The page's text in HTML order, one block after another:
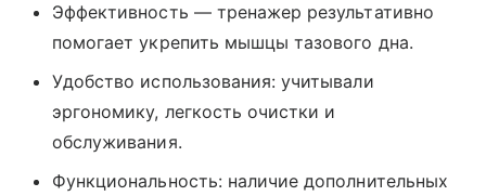
Эффективность — тренажер результативно
помогает укрепить мышцы тазового дна.
Удобство использования: учитывали
эргономику, легкость очистки и
обслуживания.
Функциональность: наличие дополнительных